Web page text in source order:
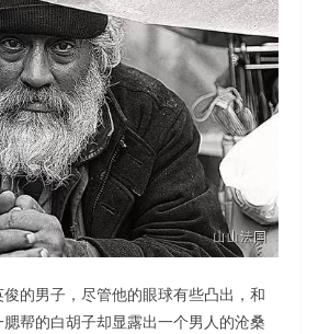
的男子，尽管他的眼球有些凸出，和
帮的白胡子却显露出一个男人的沧桑